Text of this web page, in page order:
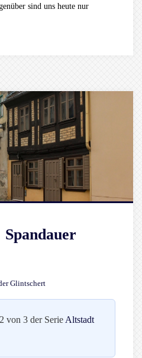
sind uns heute nur
Spandauer
Glintschert
von 3 der Serie Altstadt